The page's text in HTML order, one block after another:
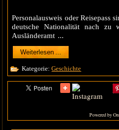
Personalausweis oder Reisepass
deutsche Nationalität nach zu
Ausländeramt ...
Weiterlesen ...
Kategorie:Geschichte
Powered by